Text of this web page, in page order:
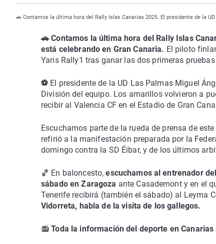
🚗 Contamos la última hora del Rally Islas Canarias 2025. El presidente de la
🚗 Contamos la última hora del Rally Islas
está celebrando en Gran Canaria. El piloto
Yaris Rally1 tras ganar las dos primeras
⚽ El presidente de la UD Las Palmas Miguel
División del equipo. Los amarillos volvieron a
recibir al Valencia CF en el Estadio de Gran
Escuchamos parte de la rueda de prensa de
refirió a la manifestación preparada por la
domingo contra la SD Éibar, y de los últimos
🏀 En baloncesto,escuchamos al entrenador
sábado en Zaragoza ante Casademont y en el
Tenerife recibirá (también el sábado) al Leyma
Vidorreta, habla de la visita de los gallegos.
📻Toda la información del deporte en Canarias